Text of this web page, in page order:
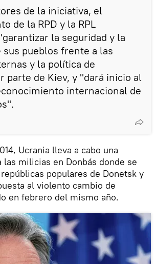
de la iniciativa, el
de la RPD y la RPL
la seguridad y la
pueblos frente a las
y la política de
parte de Kiev, y "dará inicio al
internacional de
Ucrania lleva a cabo una
las milicias en Donbás donde se
populares de Donetsk y
al violento cambio de
en febrero del mismo año.